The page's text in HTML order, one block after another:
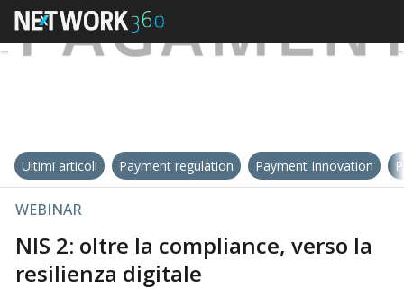
Ultimi articoli Payment regulation Payment Innovation
WEBINAR
NIS 2: oltre la compliance, verso la
resilienza digitale